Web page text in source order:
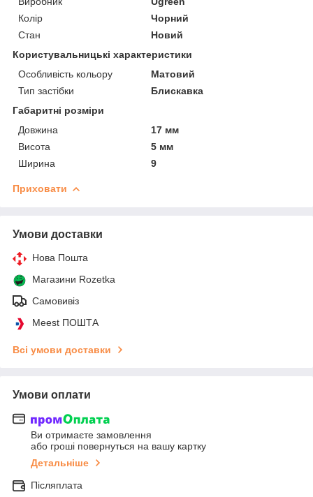
Колір
Чорний
Стан
Новий
Користувальницькі характеристики
Особливість кольору
Матовий
Тип застібки
Блискавка
Габаритні розміри
Довжина
17 мм
Висота
5 мм
Ширина
9
Приховати
Умови доставки
Нова Пошта
Магазини Rozetka
Самовивіз
Meest ПОШТА
Всі умови доставки
Умови оплати
Ви отримаєте замовлення
або гроші повернуться на вашу картку
Детальніше
Післяплата